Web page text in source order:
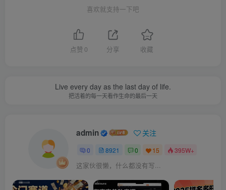
喜欢就支持一下吧
点赞 0 分享 收藏
Live every day as the last day of life.
把活着的每一天看作生命的最后一天
admin 关注
0 8921 0 15 395W+
这家伙很懒，什么都没有写...